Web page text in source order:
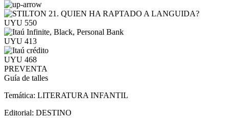
UYU 550
UYU 413
UYU 468
PREVENTA
Guía de talles
Temática: LITERATURA INFANTIL
Editorial: DESTINO